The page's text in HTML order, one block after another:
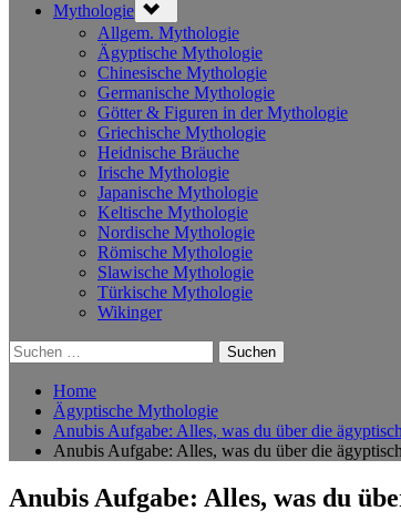
Mythologie sub-
menu
Allgem. Mythologie
Ägyptische Mythologie
Chinesische Mythologie
Germanische Mythologie
Götter & Figuren in der Mythologie
Griechische Mythologie
Heidnische Bräuche
Irische Mythologie
Japanische Mythologie
Keltische Mythologie
Nordische Mythologie
Römische Mythologie
Slawische Mythologie
Türkische Mythologie
Wikinger
Suchen
nach:
Home
Ägyptische Mythologie
Anubis Aufgabe: Alles, was du über die
Anubis Aufgabe: Alles, was du über die
Anubis Aufgabe: Alles, was du